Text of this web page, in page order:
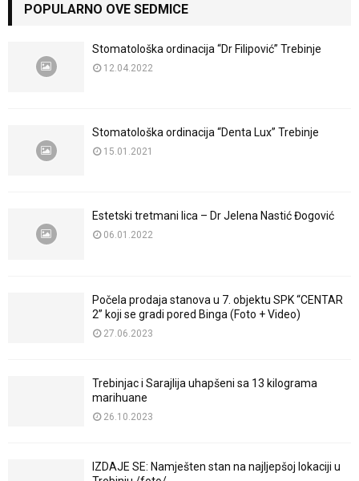
POPULARNO OVE SEDMICE
Stomatološka ordinacija “Dr Filipović” Trebinje
12.04.2022
Stomatološka ordinacija “Denta Lux” Trebinje
15.01.2021
Estetski tretmani lica – Dr Jelena Nastić Đogović
06.01.2022
Počela prodaja stanova u 7. objektu SPK “CENTAR
2” koji se gradi pored Binga (Foto + Video)
27.06.2023
Trebinjac i Sarajlija uhapšeni sa 13 kilograma
marihuane
26.10.2023
IZDAJE SE: Namješten stan na najljepšoj lokaciji u